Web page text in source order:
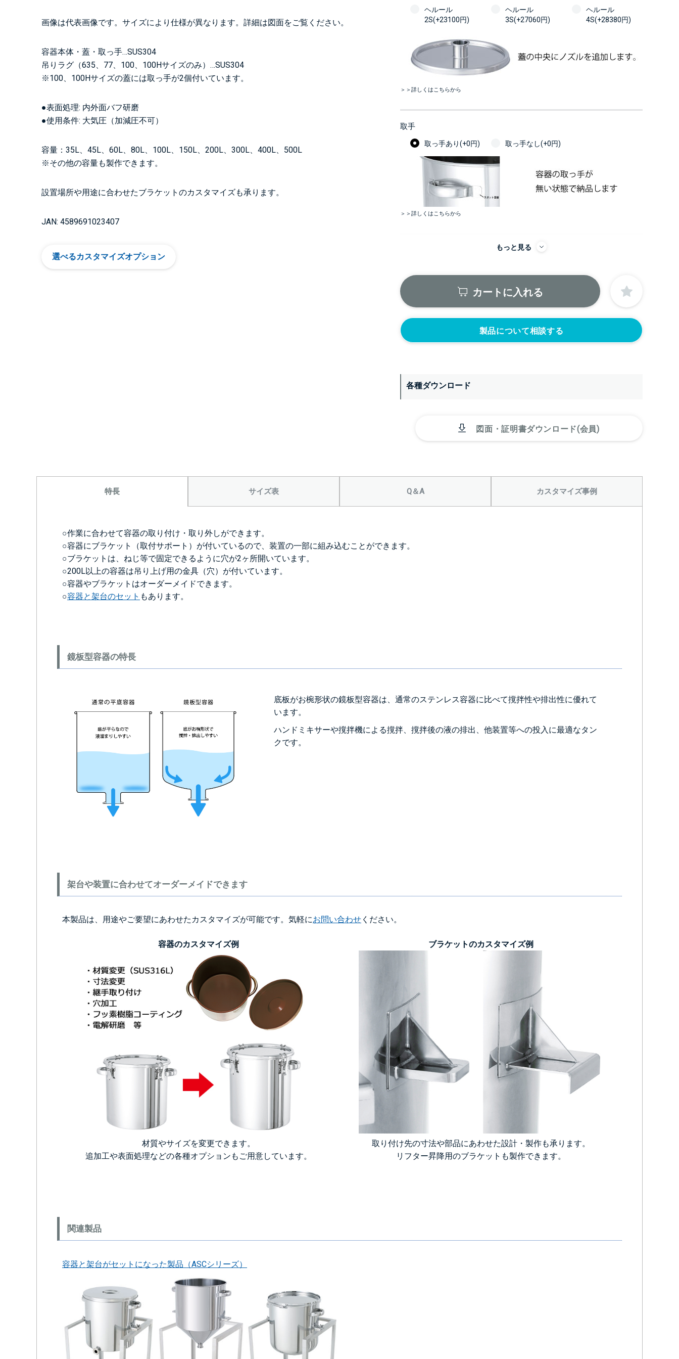
画像は代表画像です。サイズにより仕様が異なります。詳細は図面をご覧ください。
容器本体・蓋・取っ手…SUS304
吊りラグ（635、77、100、100Hサイズのみ）…SUS304
※100、100Hサイズの蓋には取っ手が2個付いています。
●表面処理: 内外面バフ研磨
●使用条件: 大気圧（加減圧不可）
容量：35L、45L、60L、80L、100L、150L、200L、300L、400L、500L
※その他の容量も製作できます。
設置場所や用途に合わせたブラケットのカスタマイズも承ります。
JAN: 4589691023407
選べるカスタマイズオプション
ヘルール
2S(+23100円)
ヘルール
3S(+27060円)
ヘルール
4S(+28380円)
＞＞詳しくはこちらから
取手
取っ手あり(+0円) 取っ手なし(+0円)
＞＞詳しくはこちらから
正面側の上部にノズルをつける
1/4’(+22440円)
3/8’(+22440円)
1/2’(+22440円)
ソケット
ソケット
1/2’(+22440円)
ヘルール
ヘルール
1.5S’(+22440円)
ヘルール
なし
背面側に部品をつける
もっと見る
カートに入れる
製品について相談する
各種ダウンロード
図面・証明書ダウンロード(会員)
特長 サイズ表 Q＆A カスタマイズ事例
○作業に合わせて容器の取り付け・取り外しができます。
○容器にブラケット（取付サポート）が付いているので、装置の一部に組み込むことができます。
○ブラケットは、ねじ等で固定できるように穴が2ヶ所開いています。
○200L以上の容器は吊り上げ用の金具（穴）が付いています。
○容器やブラケットはオーダーメイドできます。
○容器と架台のセット もあります。
鏡板型容器の特長
底板がお椀形状の鏡板型容器は、通常のステンレス容器に比べて撹拌性や排出性に優れて
います。
ハンドミキサーや撹拌機による撹拌、撹拌後の液の排出、他装置等への投入に最適なタン
クです。
架台や装置に合わせてオーダーメイドできます
本製品は、用途やご要望にあわせたカスタマイズが可能です。気軽にお問い合わせ ください。
容器のカスタマイズ例
材質やサイズを変更できます。
追加工や表面処理などの各種オプションもご用意しています。
ブラケットのカスタマイズ例
取り付け先の寸法や部品にあわせた設計・製作も承ります。
リフター昇降用のブラケットも製作できます。
関連製品
容器と架台がセットになった製品（ASCシリーズ）